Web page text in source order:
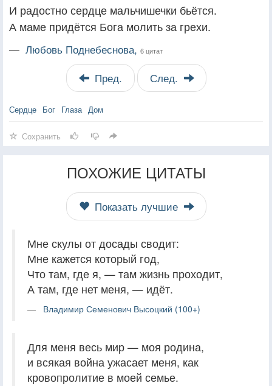
И радостно сердце мальчишечки бьётся.
А маме придётся Бога молить за грехи.
— Любовь Поднебеснова, 6 цитат
Пред. След.
Сердце Бог Глаза Дом
Сохранить
ПОХОЖИЕ ЦИТАТЫ
Показать лучшие
Мне скулы от досады сводит:
Мне кажется который год,
Что там, где я, — там жизнь проходит,
А там, где нет меня, — идёт.
Владимир Семенович Высоцкий (100+)
Для меня весь мир — моя родина,
и всякая война ужасает меня, как
кровопролитие в моей семье.